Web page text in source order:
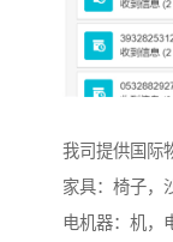
我司提供国际
家具：椅子，
电机器：机，